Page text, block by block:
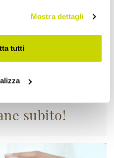
Mostra dettagli
tutti
subito!